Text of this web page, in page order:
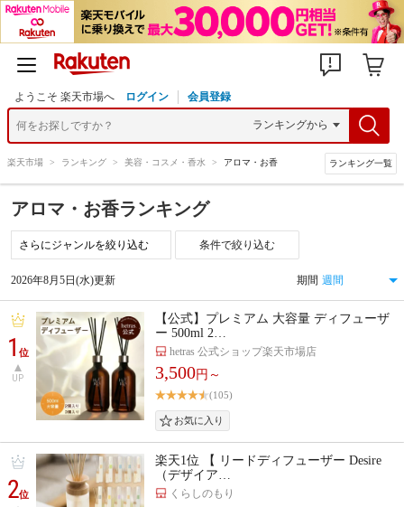
ようこそ 楽天市場へ ログイン 会員登録
楽天市場 > ランキング > 美容・コスメ・香水 > アロマ・お香 ランキング一覧
アロマ・お香ランキング
条件で絞り込む
2026年8月5日(水)更新 期間
1位
UP
【公式】プレミアム 大容量 ディフューザ
ー 500ml 2…
hetras 公式ショップ楽天市場店
3,500円～
(105)
2位
楽天1位 【 リードディフューザー Desire
（デザイア…
くらしのもり